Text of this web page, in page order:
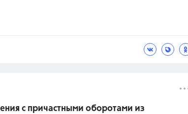
с причастными оборотами из